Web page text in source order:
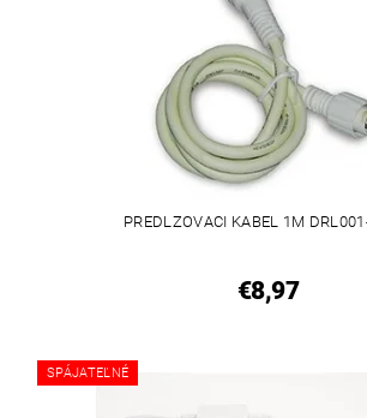
PREDLZOVACI KABEL 1M
€8,97
SPÁJATEĽNÉ